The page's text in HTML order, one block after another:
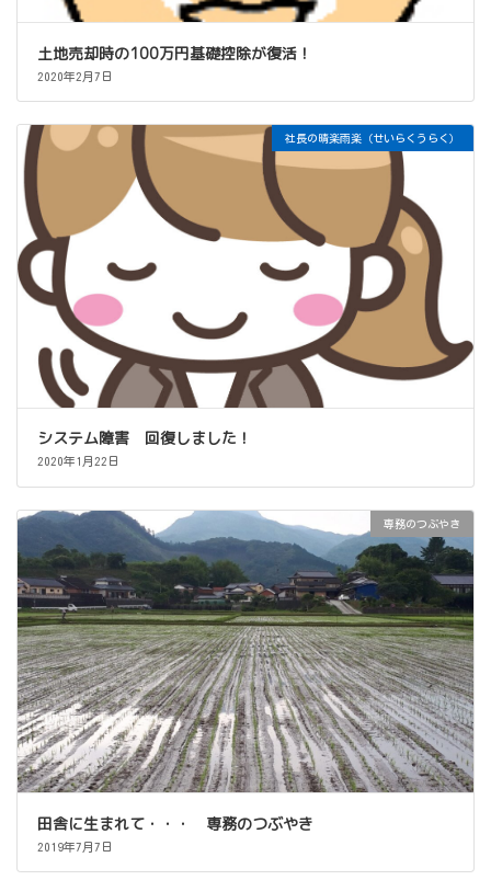
土地売却時の100万円基礎控除が復活！
2020年2月7日
社長の晴楽雨楽（せいらくうらく）
システム障害 回復しました！
2020年1月22日
専務のつぶやき
田舎に生まれて・・・ 専務のつぶやき
2019年7月7日